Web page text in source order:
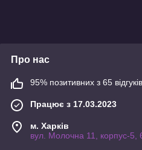
Про нас
95% позитивних з 65
Працює з 17.03.2023
м. Харків
вул. Молочна 11, корпус-5,